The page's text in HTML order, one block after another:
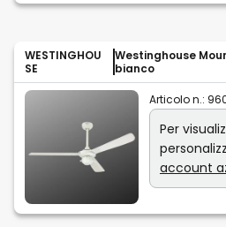
WESTINGHOU
SE
Westinghouse
bianco
Articolo n.:
Per
account